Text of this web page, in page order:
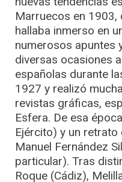
Marruecos en 1903,
hallaba inmerso en
numerosos apuntes
diversas ocasiones
españolas durante
1927 y realizó
revistas gráficas,
Esfera. De esa
Ejército) y un
Manuel Fernández
particular). Tras
Roque (Cádiz),